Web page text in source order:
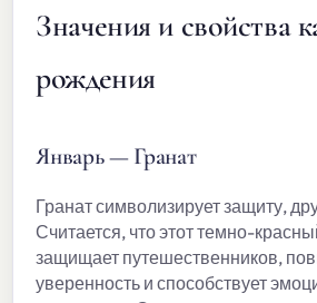
Значения и свойства
рождения
Январь — Гранат
Гранат символизирует защиту,
Считается, что этот темно-
защищает путешественников,
уверенность и способствует